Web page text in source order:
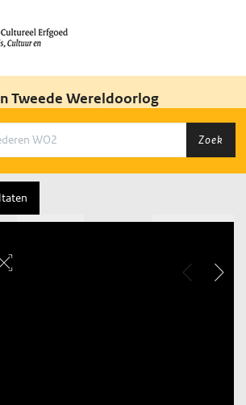
Tweede Wereldoorlog
Zoek